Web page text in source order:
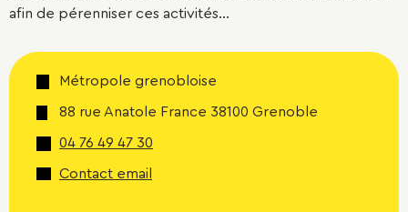
afin de pérenniser ces activités...
Métropole grenobloise
88 rue Anatole France 38100 Grenoble
04 76 49 47 30
Contact email